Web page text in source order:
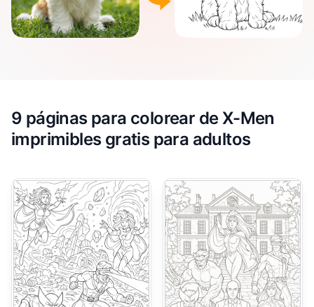
9 páginas para colorear de X-Men
imprimibles gratis para adultos